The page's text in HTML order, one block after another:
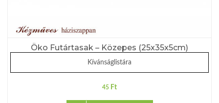
Öko Futártasak – Közepes (25x35x5cm)
Kívánságlistára
45 Ft